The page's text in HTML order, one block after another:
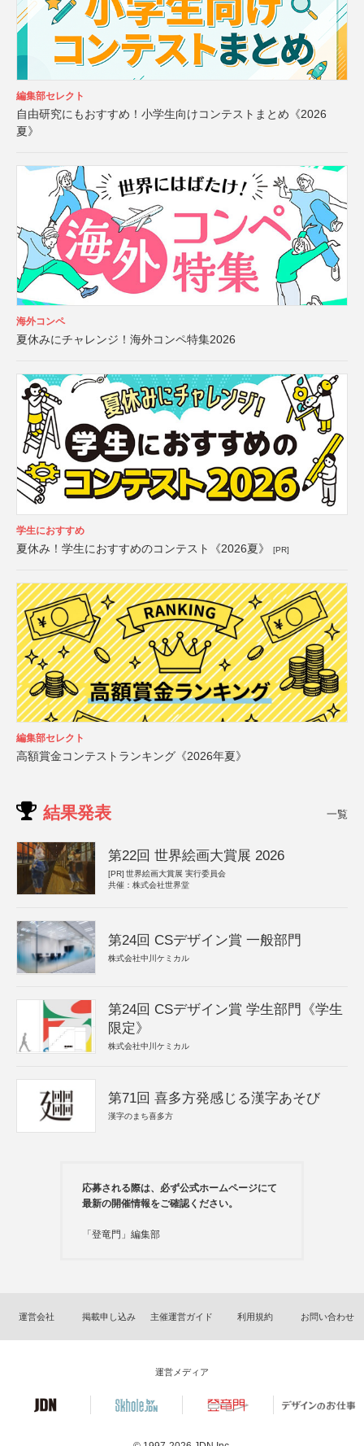
編集部セレクト
自由研究にもおすすめ！小学生向けコンテストまとめ《2026
夏》
海外コンペ
夏休みにチャレンジ！海外コンペ特集2026
学生におすすめ
夏休み！学生におすすめのコンテスト《2026夏》 [PR]
編集部セレクト
高額賞金コンテストランキング《2026年夏》
結果発表 一覧
第22回 世界絵画大賞展 2026
[PR] 世界絵画大賞展 実行委員会
共催：株式会社世界堂
第24回 CSデザイン賞 一般部門
株式会社中川ケミカル
第24回 CSデザイン賞 学生部門《学生
限定》
株式会社中川ケミカル
第71回 喜多方発感じる漢字あそび
漢字のまち喜多方
応募される際は、必ず公式ホームページにて
最新の開催情報をご確認ください。
「登竜門」編集部
運営会社 掲載申し込み 主催運営ガイド 利用規約 お問い合わせ
運営メディア